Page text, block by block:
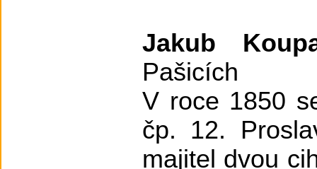
Jakub
Pašicích
V roce 1850
čp. 12.
majitel dvou